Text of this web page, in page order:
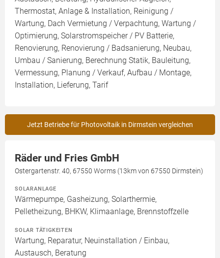
Thermostat, Anlage & Installation, Reinigung /
Wartung, Dach Vermietung / Verpachtung, Wartung /
Optimierung, Solarstromspeicher / PV Batterie,
Renovierung, Renovierung / Badsanierung, Neubau,
Umbau / Sanierung, Berechnung Statik, Bauleitung,
Vermessung, Planung / Verkauf, Aufbau / Montage,
Installation, Lieferung, Tarif
Jetzt Betriebe für Photovoltaik in Dirmstein vergleichen
Räder und Fries GmbH
Ostergartenstr. 40, 67550 Worms (13km von 67550 Dirmstein)
SOLARANLAGE
Wärmepumpe, Gasheizung, Solarthermie,
Pelletheizung, BHKW, Klimaanlage, Brennstoffzelle
SOLAR TÄTIGKEITEN
Wartung, Reparatur, Neuinstallation / Einbau,
Austausch, Beratung